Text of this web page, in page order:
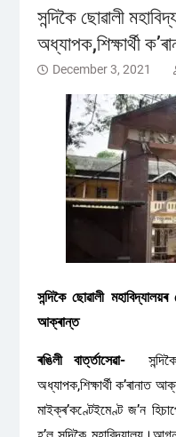
সন্দিকৈ ছোৱালী
অধ্যাপক,শিক্ষাৰ্থী
December 3, 2021
সন্দিকৈ ছোৱালী
আক্ৰান্ত
ৰঙিলী বাৰ্ত্তাসেৱা-সন্দিকৈ
অধ্যাপক,শিক্ষাৰ্থী ক’ৰানাত
মাইক্ৰ’কণ্টেইমেণ্ট জ’ন